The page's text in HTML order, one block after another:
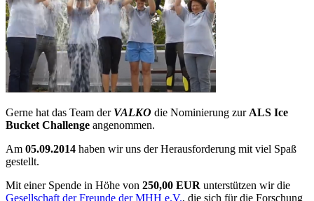
Gerne hat das Team der VALKO die Nominierung zur ALS Ice
Bucket Challenge angenommen.
Am 05.09.2014 haben wir uns der Herausforderung mit viel Spaß
gestellt.
Mit einer Spende in Höhe von 250,00 EUR unterstützen wir die
Gesellschaft der Freunde der MHH e.V., die sich für die Forschung